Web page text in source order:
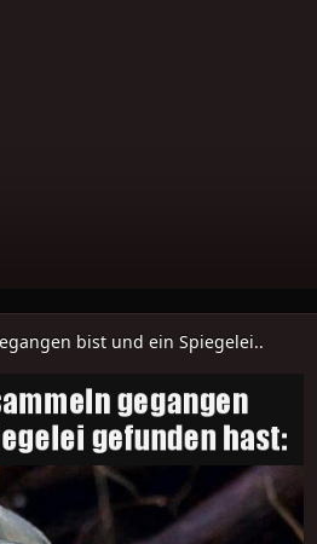
bist und ein Spiegelei..